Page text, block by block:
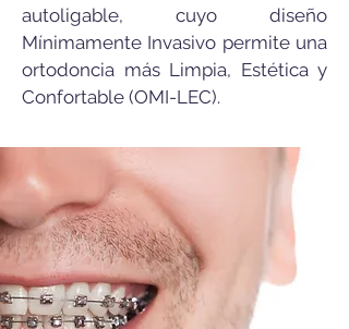
autoligable, cuyo diseño
Mínimamente Invasivo permite una
ortodoncia más Limpia, Estética y
Confortable (OMI-LEC).